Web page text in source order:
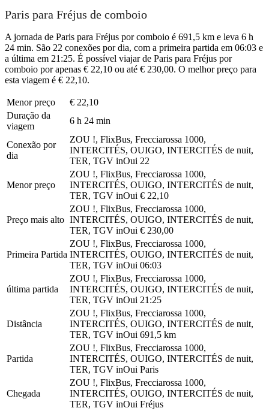
Paris para Fréjus de comboio
A jornada de Paris para Fréjus por comboio é 691,5 km e leva 6 h
24 min. São 22 conexões por dia, com a primeira partida em 06:03 e
a última em 21:25. É possível viajar de Paris para Fréjus por
comboio por apenas € 22,10 ou até € 230,00. O melhor preço para
esta viagem é € 22,10.
Menor preço
€ 22,10
Duração da
viagem
6 h 24 min
Conexão por
dia
ZOU !, FlixBus, Frecciarossa 1000,
INTERCITÉS, OUIGO, INTERCITÉS de nuit,
TER, TGV inOui 22
Menor preço
ZOU !, FlixBus, Frecciarossa 1000,
INTERCITÉS, OUIGO, INTERCITÉS de nuit,
TER, TGV inOui € 22,10
Preço mais alto
ZOU !, FlixBus, Frecciarossa 1000,
INTERCITÉS, OUIGO, INTERCITÉS de nuit,
TER, TGV inOui € 230,00
Primeira Partida
ZOU !, FlixBus, Frecciarossa 1000,
INTERCITÉS, OUIGO, INTERCITÉS de nuit,
TER, TGV inOui 06:03
última partida
ZOU !, FlixBus, Frecciarossa 1000,
INTERCITÉS, OUIGO, INTERCITÉS de nuit,
TER, TGV inOui 21:25
Distância
ZOU !, FlixBus, Frecciarossa 1000,
INTERCITÉS, OUIGO, INTERCITÉS de nuit,
TER, TGV inOui 691,5 km
Partida
ZOU !, FlixBus, Frecciarossa 1000,
INTERCITÉS, OUIGO, INTERCITÉS de nuit,
TER, TGV inOui Paris
Chegada
ZOU !, FlixBus, Frecciarossa 1000,
INTERCITÉS, OUIGO, INTERCITÉS de nuit,
TER, TGV inOui Fréjus